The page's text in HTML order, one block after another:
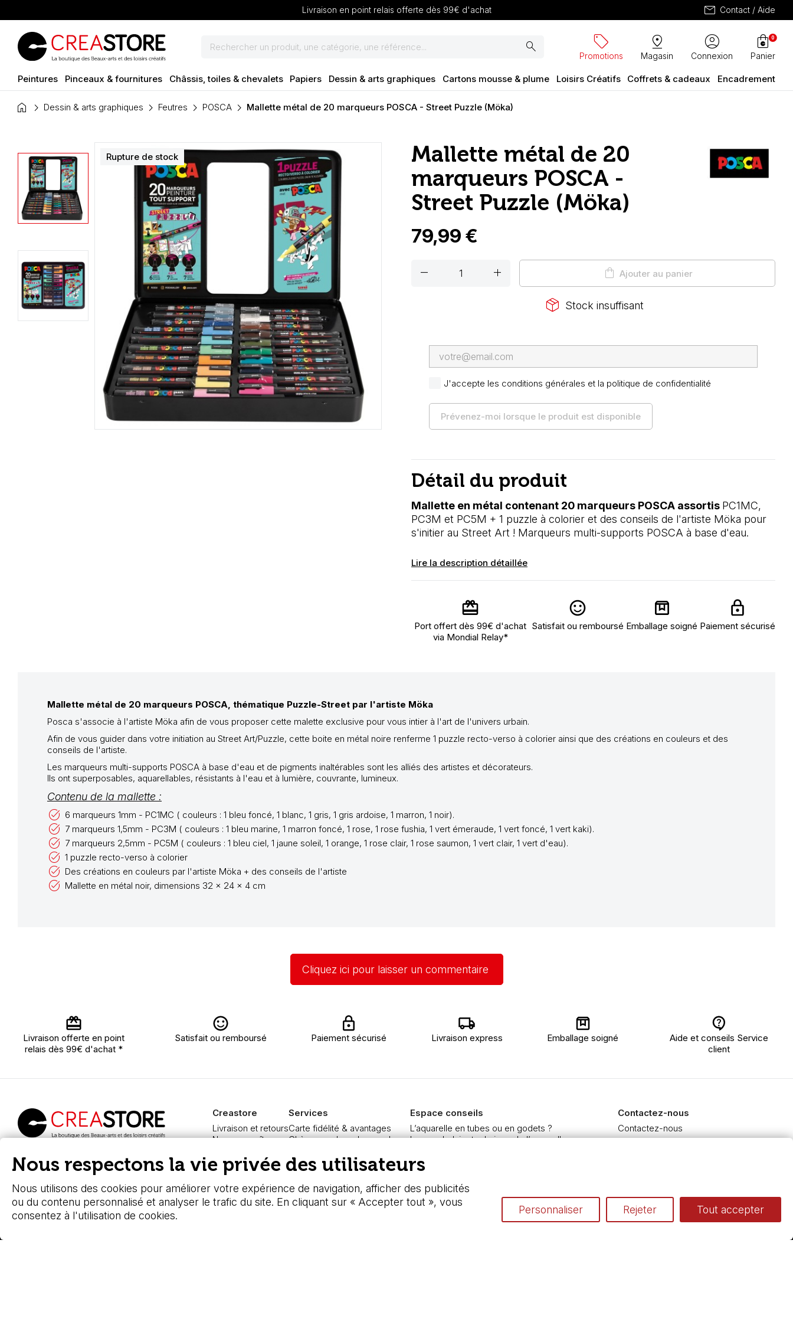
Livraison en point relais offerte dès 99€ d'achat mail Contact / Aide
search sell
Promotions
pin_drop
Magasin
account_circle
Connexion
shopping_bag
Panier
0
Peintures Pinceaux & fournitures Châssis, toiles & chevalets Papiers Dessin & arts graphiques Cartons mousse & plume Loisirs Créatifs Coffrets & cadeaux Encadrement
home Dessin & arts graphiques Feutres POSCA Mallette métal de 20 marqueurs POSCA - Street Puzzle (Möka)
Rupture de stock
Mallette métal de 20
marqueurs POSCA -
Street Puzzle (Möka)
79,99 €
remove add shopping_bag Ajouter au panier
package_2 Stock insuffisant
J'accepte les conditions générales et la politique de confidentialité
Prévenez-moi lorsque le produit est disponible
Détail du produit
Mallette en métal contenant 20 marqueurs POSCA assortis PC1MC,
PC3M et PC5M + 1 puzzle à colorier et des conseils de l'artiste Möka pour
s'initier au Street Art ! Marqueurs multi-supports POSCA à base d'eau.
Lire la description détaillée
Port offert dès 99€ d'achat
via Mondial Relay*
Satisfait ou remboursé Emballage soigné Paiement sécurisé
Mallette métal de 20 marqueurs POSCA, thématique Puzzle-Street par l'artiste Möka
Posca s'associe à l'artiste Möka afin de vous proposer cette malette exclusive pour vous intier à l'art de l'univers urbain.
Afin de vous guider dans votre initiation au Street Art/Puzzle, cette boite en métal noire renferme 1 puzzle recto-verso à colorier ainsi que des créations en couleurs et des
conseils de l'artiste.
Les marqueurs multi-supports POSCA à base d'eau et de pigments inaltérables sont les alliés des artistes et décorateurs.
Ils ont superposables, aquarellables, résistants à l'eau et à lumière, couvrante, lumineux.
Contenu de la mallette :
6 marqueurs 1mm - PC1MC ( couleurs : 1 bleu foncé, 1 blanc, 1 gris, 1 gris ardoise, 1 marron, 1 noir).
7 marqueurs 1,5mm - PC3M ( couleurs : 1 bleu marine, 1 marron foncé, 1 rose, 1 rose fushia, 1 vert émeraude, 1 vert foncé, 1 vert kaki).
7 marqueurs 2,5mm - PC5M ( couleurs : 1 bleu ciel, 1 jaune soleil, 1 orange, 1 rose clair, 1 rose saumon, 1 vert clair, 1 vert d'eau).
1 puzzle recto-verso à colorier
Des créations en couleurs par l'artiste Möka + des conseils de l'artiste
Mallette en métal noir, dimensions 32 x 24 x 4 cm
Cliquez ici pour laisser un commentaire
Livraison offerte en point
relais dès 99€ d'achat *
Satisfait ou remboursé Paiement sécurisé Livraison express Emballage soigné
Aide et conseils Service
client
fournitures beaux-arts
Creastore
Livraison et retours
Nous connaître
FAQ
Boutique à Angers
Services
Carte fidélité & avantages
Chèque cadeau, bon cadeaux
Pass culture - mode d'emploi
Nos promotions en cours
Espace conseils
L’aquarelle en tubes ou en godets ?
Le vocabulaire technique de l’aquarelle
Préparer une toile pour peinture à l'huile et acrylique
Nettoyage et entretien des pinceaux
Contactez-nous
Contactez-nous
Nous respectons la vie privée des utilisateurs
Nous utilisons des cookies pour améliorer votre expérience de navigation, afficher des publicités
ou du contenu personnalisé et analyser le trafic du site. En cliquant sur « Accepter tout », vous
consentez à l'utilisation de cookies.
Personnaliser Rejeter Tout accepter